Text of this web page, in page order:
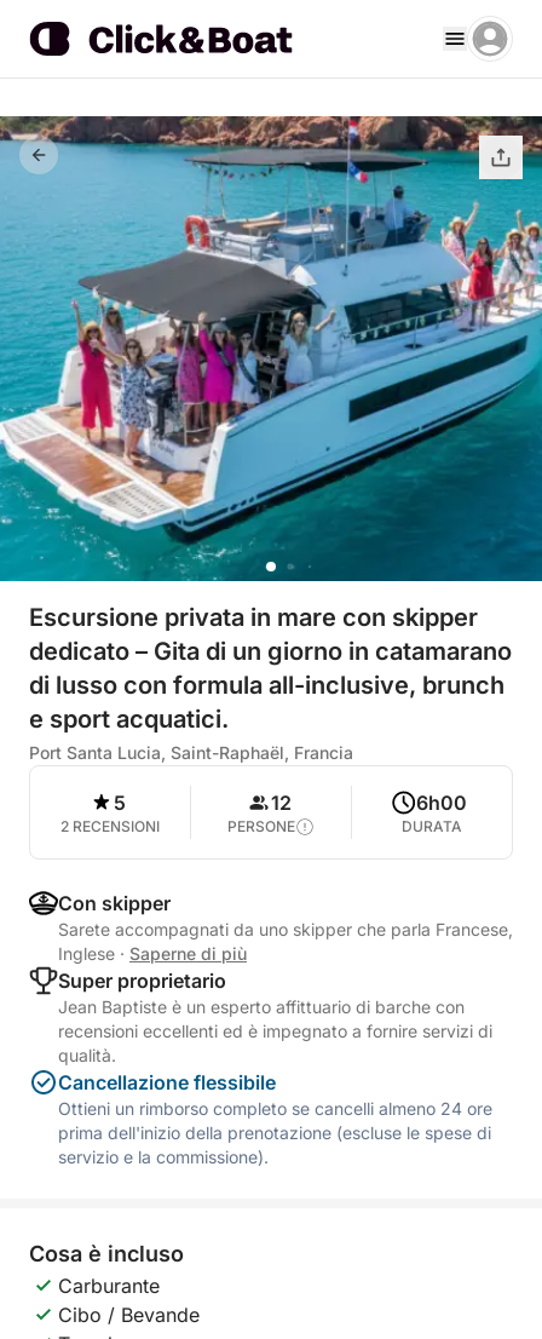
Escursione privata in mare con skipper
dedicato – Gita di un giorno in catamarano
di lusso con formula all-inclusive, brunch
e sport acquatici.
Port Santa Lucia, Saint-Raphaël, Francia
5
2 RECENSIONI
12
PERSONE
6h00
DURATA
Con skipper
Sarete accompagnati da uno skipper che parla Francese,
Inglese · Saperne di più
Super proprietario
Jean Baptiste è un esperto affittuario di barche con
recensioni eccellenti ed è impegnato a fornire servizi di
qualità.
Cancellazione flessibile
Ottieni un rimborso completo se cancelli almeno 24 ore
prima dell'inizio della prenotazione (escluse le spese di
servizio e la commissione).
Cosa è incluso
Carburante
Cibo / Bevande